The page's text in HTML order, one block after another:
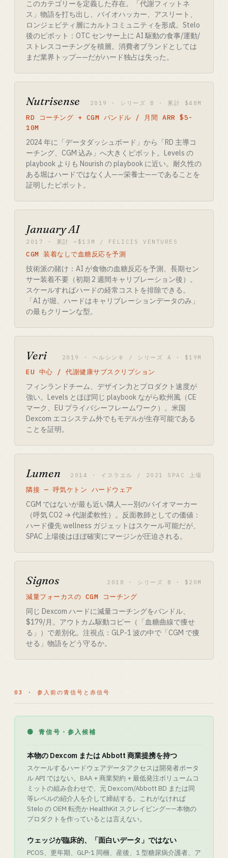
このカテゴリーを定義した存在。「代謝フィットネ
ス」物語を打ち出し、バイオハッカー、アスリート、
ロンジェビティ層にカルトコミュニティを形成。Stelo
後のピボット：OTC センサー上に AI 駆動の食事/運動/
ストレスコーチングを積層。消費者ブランドとしては
まだ業界トップ——だがハード独占は失った。
Nutrisense 2019 · シリーズ B · 累計 $48M
RD コーチング + CGM バンドル / 月間 ARR $5-
10M
2024 年に「データダッシュボード」から「RD 主導コ
ーチング、CGM 込み」へ大きくピボット。Levels の
playbook よりも Nourish の playbook に近い。耐久性の
ある堀はハードではなく人——栄養士——であることを
証明したピボット。
January AI
2017 · 累計 ~$13M / FELICIS VENTURES
CGM 装着なしで血糖反応を予測
技術派の賭け：AI が食物の血糖反応を予測、長期セン
サー装着不要（初期 2 週間キャリブレーション後）。
スケールすればハードの経常コストを排除できる。
「AI が堀、ハードはキャリブレーションデータのみ」
の最もクリーンな型。
Veri 2019 · ヘルシンキ / シリーズ A · $19M
EU 中心 / 代謝健康サブスクリプション
フィンランドチーム、デザイン力とプロダクト速度が
強い。Levels とほぼ同じ playbook ながら欧州風（CE
マーク、EU プライバシーフレームワーク）。米国
Dexcom エコシステム外でもモデルが生存可能である
ことを証明。
Lumen 2014 · イスラエル / 2021 SPAC 上場
隣接 — 呼気ケトン ハードウェア
CGM ではないが最も近い隣人——別のバイオマーカー
（呼気 CO2 → 代謝柔軟性）。反面教師としての価値：
ハード優先 wellness ガジェットはスケール可能だが、
SPAC 上場後はほぼ確実にマージンが圧迫される。
Signos 2018 · シリーズ B · $20M
減量フォーカスの CGM コーチング
同じ Dexcom ハードに減量コーチングをバンドル、
$179/月。アウトカム駆動コピー（「血糖曲線で痩せ
る」）で差別化。注視点：GLP-1 波の中で「CGM で痩
せる」物語をどう守るか。
03 · 参入前の青信号と赤信号
🟢 青信号・参入候補
本物の Dexcom または Abbott 商業提携を持つ
スケールするハードウェアデータアクセスは開発者ポータ
ル API ではない。BAA + 商業契約 + 最低発注ボリュームコ
ミットの組み合わせで、元 Dexcom/Abbott BD または同
等レベルの紹介人を介して締結する。これがなければ
Stelo の OEM 転売か HealthKit スクレイピング——本物の
プロダクトを作っているとは言えない。
ウェッジが臨床的、「面白いデータ」ではない
PCOS、更年期、GLP-1 同梱、産後、1 型糖尿病介護者、ア